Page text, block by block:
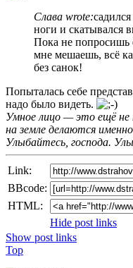
Слава wrote:
ноги и скатывался
Пока не попросишь
мне мешаешь, всё
без санок!
Попыталась себе
надо было видеть.
Умное лицо — это ещё не
на земле делаются
Улыбайтесь, господа.
Link:
BBcode:
HTML:
Hide post links
Show post links
Top